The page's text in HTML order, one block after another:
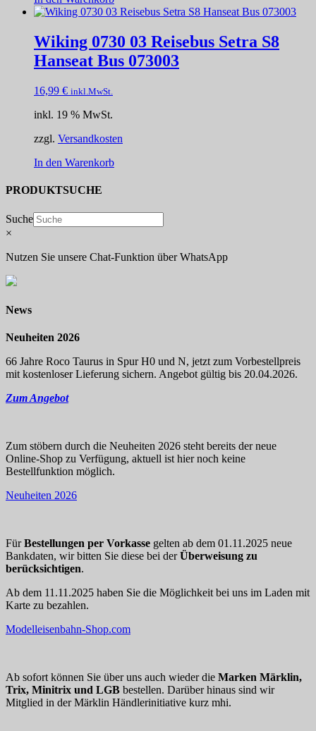
Wiking 0730 03 Reisebus Setra S8
Hanseat Bus 073003
16,99 € inkl.MwSt.
inkl. 19 % MwSt.
zzgl. Versandkosten
In den Warenkorb
PRODUKTSUCHE
Suche
×
Nutzen Sie unsere Chat-Funktion über WhatsApp
News
Neuheiten 2026
66 Jahre Roco Taurus in Spur H0 und N, jetzt zum Vorbestellpreis
mit kostenloser Lieferung sichern. Angebot gültig bis 20.04.2026.
Zum Angebot
Zum stöbern durch die Neuheiten 2026 steht bereits der neue
Online-Shop zu Verfügung, aktuell ist hier noch keine
Bestellfunktion möglich.
Neuheiten 2026
FürBestellungen per Vorkasse gelten ab dem 01.11.2025 neue
Bankdaten, wir bitten Sie diese bei derÜberweisung zu
berücksichtigen.
Ab dem 11.11.2025 haben Sie die Möglichkeit bei uns im Laden mit
Karte zu bezahlen.
Modelleisenbahn-Shop.com
Ab sofort können Sie über uns auch wieder die Marken Märklin,
Trix, Minitrix und LGB bestellen. Darüber hinaus sind wir
Mitglied in der Märklin Händlerinitiative kurz mhi.